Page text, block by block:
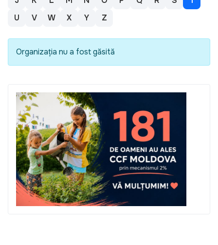
U
V W X Y Z
Organizația nu a fost găsită